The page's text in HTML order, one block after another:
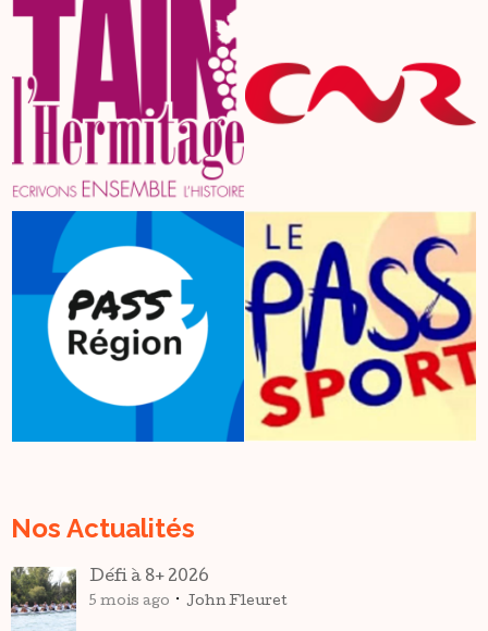
Nos Actualités
Défi à 8+ 2026
5 mois ago John Fleuret